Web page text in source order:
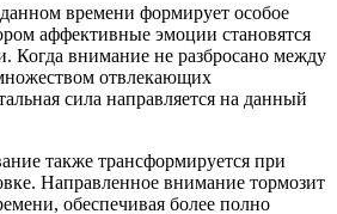
времени формирует особое
аффективные эмоции становятся
Когда внимание не разбросано между
отвлекающих
сила направляется на данный
также трансформируется при
Направленное внимание тормозит
обеспечивая более полно